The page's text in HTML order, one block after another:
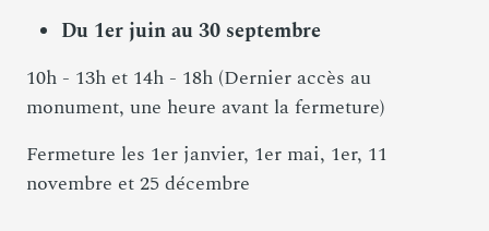
Du 1er juin au 30 septembre
10h - 13h et 14h - 18h (Dernier accès au
monument, une heure avant la fermeture)
Fermeture les 1er janvier, 1er mai, 1er, 11
novembre et 25 décembre